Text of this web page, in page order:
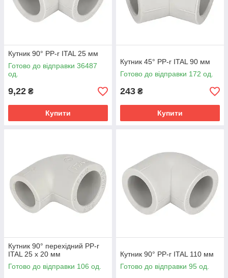
Кутник 90° PP-r ITAL 25 мм
Готово до відправки 36487
од.
9,22 ₴
Купити
Кутник 45° PP-r ITAL 90 мм
Готово до відправки 172 од.
243 ₴
Купити
Кутник 90° перехідний PP-r
ITAL 25 x 20 мм
Готово до відправки 106 од.
Кутник 90° PP-r ITAL 110 мм
Готово до відправки 95 од.